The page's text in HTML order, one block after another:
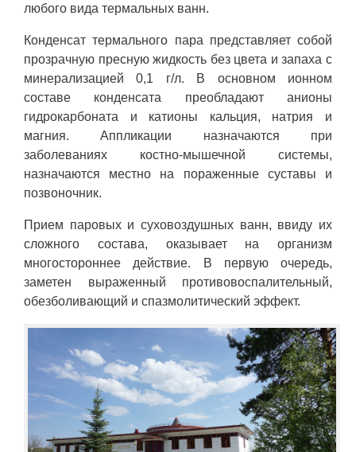
любого вида термальных ванн.
Конденсат термального пара представляет собой
прозрачную пресную жидкость без цвета и запаха с
минерализацией 0,1 г/л. В основном ионном
составе конденсата преобладают анионы
гидрокарбоната и катионы кальция, натрия и
магния. Аппликации назначаются при
заболеваниях костно-мышечной системы,
назначаются местно на пораженные суставы и
позвоночник.
Прием паровых и суховоздушных ванн, ввиду их
сложного состава, оказывает на организм
многостороннее действие. В первую очередь,
заметен выраженный противовоспалительный,
обезболивающий и спазмолитический эффект.